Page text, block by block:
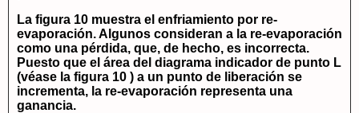
La figura 10 muestra el enfriamiento por re-
evaporación. Algunos consideran a la re-evaporación
como una pérdida, que, de hecho, es incorrecta.
Puesto que el área del diagrama indicador de punto L
(véase la figura 10 ) a un punto de liberación se
incrementa, la re-evaporación representa una
ganancia.